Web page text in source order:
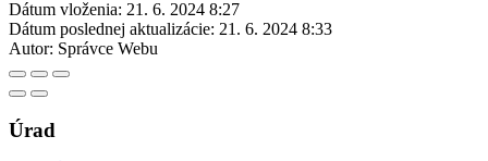
Dátum vloženia: 21. 6. 2024 8:27
Dátum poslednej aktualizácie: 21. 6. 2024 8:33
Autor: Správce Webu
Úrad